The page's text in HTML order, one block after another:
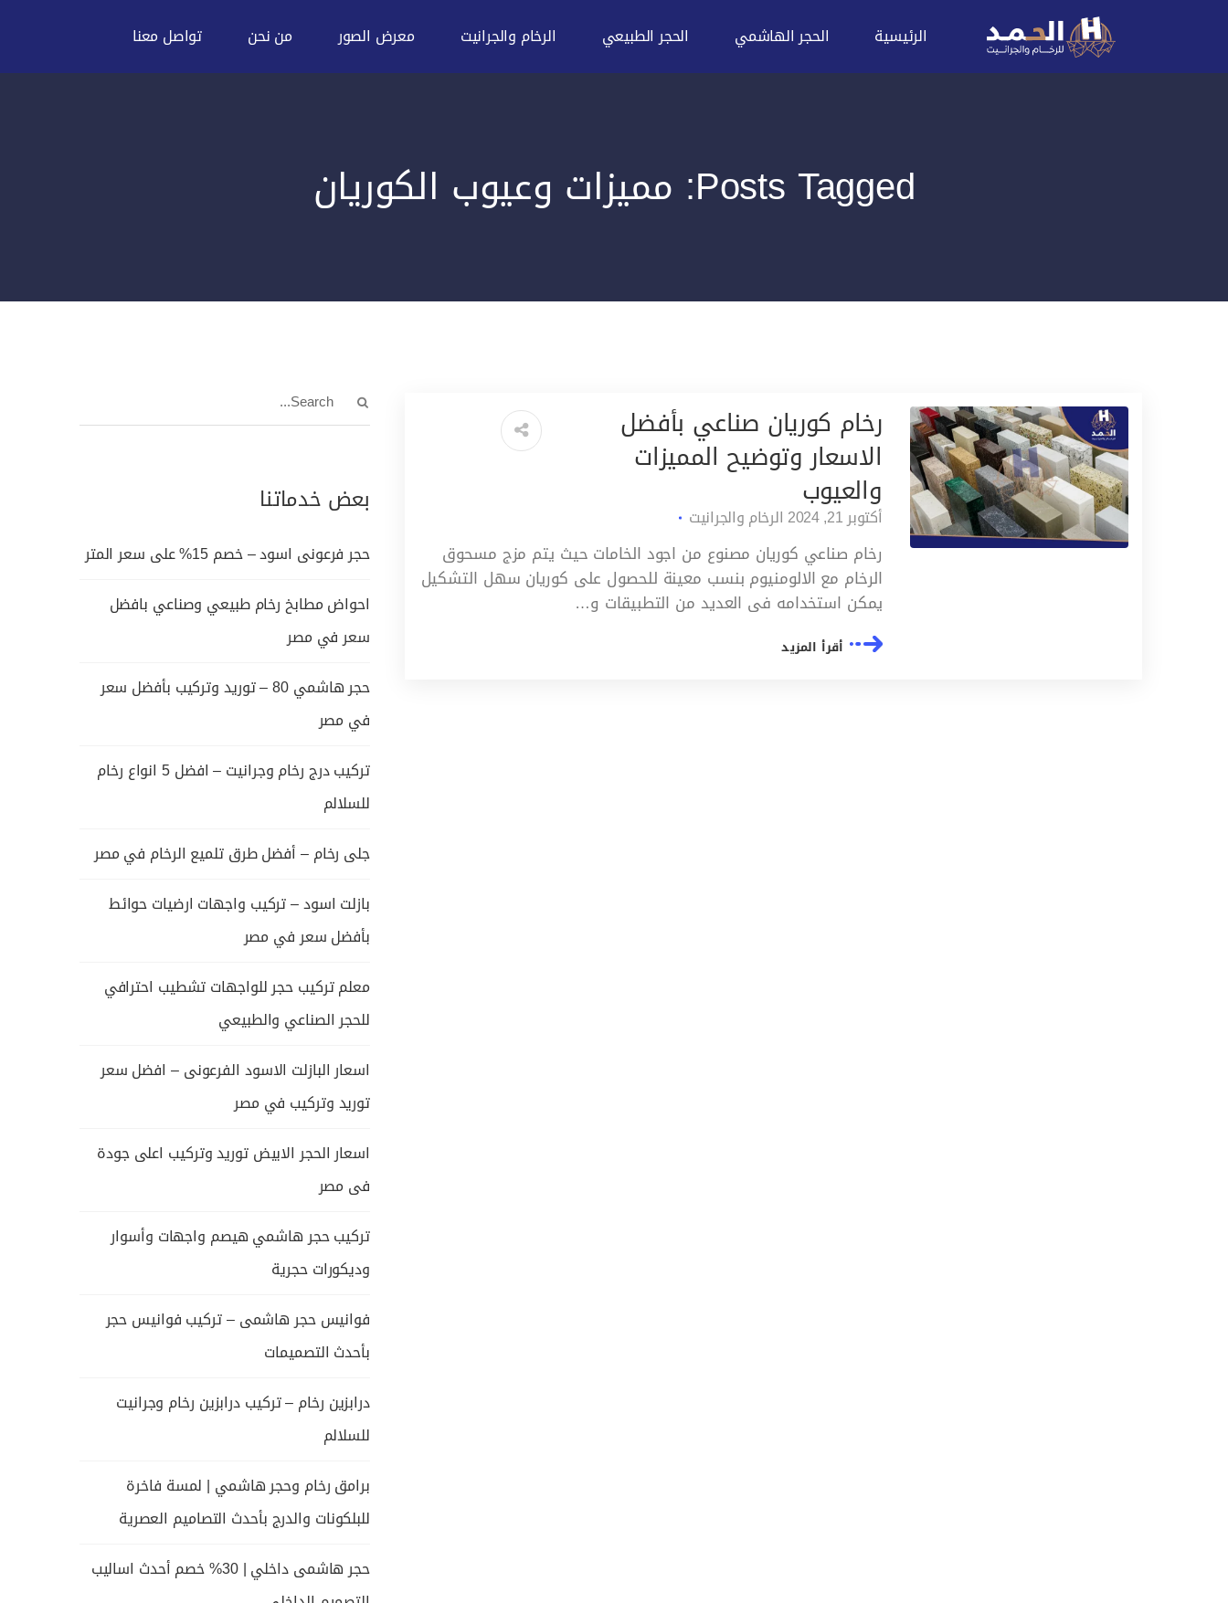
الرئيسية الحجر الهاشمي الحجر الطبيعي الرخام والجرانيت معرض الصور من نحن تواصل معنا
Posts Tagged: مميزات وعيوب الكوريان
رخام كوريان صناعي بأفضل
الاسعار وتوضيح المميزات
والعيوب
أكتوبر 21, 2024 الرخام والجرانيت
رخام صناعي كوريان مصنوع من اجود الخامات حيث يتم مزج مسحوق
الرخام مع الالومنيوم بنسب معينة للحصول على كوريان سهل التشكيل
يمكن استخدامه فى العديد من التطبيقات و…
أقرأ المزيد
بعض خدماتنا
حجر فرعونى اسود – خصم 15% على سعر المتر
احواض مطابخ رخام طبيعي وصناعي بافضل
سعر في مصر
حجر هاشمي 80 – توريد وتركيب بأفضل سعر
في مصر
تركيب درج رخام وجرانيت – افضل 5 انواع رخام
للسلالم
جلى رخام – أفضل طرق تلميع الرخام في مصر
بازلت اسود – تركيب واجهات ارضيات حوائط
بأفضل سعر في مصر
معلم تركيب حجر للواجهات تشطيب احترافي
للحجر الصناعي والطبيعي
اسعار البازلت الاسود الفرعونى – افضل سعر
توريد وتركيب في مصر
اسعار الحجر الابيض توريد وتركيب اعلى جودة
فى مصر
تركيب حجر هاشمي هيصم واجهات وأسوار
وديكورات حجرية
فوانيس حجر هاشمى – تركيب فوانيس حجر
بأحدث التصميمات
درابزين رخام – تركيب درابزين رخام وجرانيت
للسلالم
برامق رخام وحجر هاشمي | لمسة فاخرة
للبلكونات والدرج بأحدث التصاميم العصرية
حجر هاشمى داخلي | 30% خصم أحدث اساليب